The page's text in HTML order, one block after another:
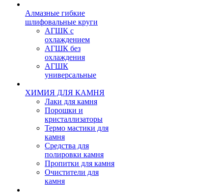
Алмазные гибкие
шлифовальные круги
АГШК с
охлаждением
АГШК без
охлаждения
АГШК
универсальные
ХИМИЯ ДЛЯ КАМНЯ
Лаки для камня
Порошки и
кристаллизаторы
Термо мастики для
камня
Средства для
полировки камня
Пропитки для камня
Очистители для
камня